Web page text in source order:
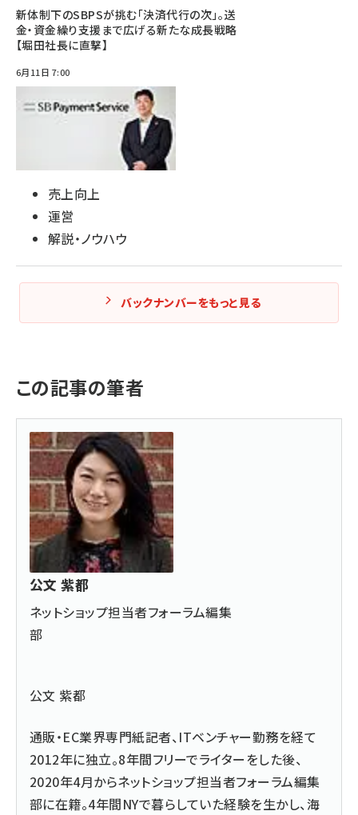
新体制下のSBPSが挑む「決済代行の次」。送
金・資金繰り支援まで広げる新たな成長戦略
【堀田社長に直撃】
6月11日 7:00
売上向上
運営
解説・ノウハウ
バックナンバーをもっと見る
この記事の筆者
公文 紫都
ネットショップ担当者フォーラム編集
部
公文 紫都
通販・EC業界専門紙記者、ITベンチャー勤務を経て
2012年に独立。8年間フリーでライターをした後、
2020年4月からネットショップ担当者フォーラム編集
部に在籍。4年間NYで暮らしていた経験を生かし、海